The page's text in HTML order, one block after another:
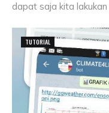
dapat saja kita
TUTORIAL